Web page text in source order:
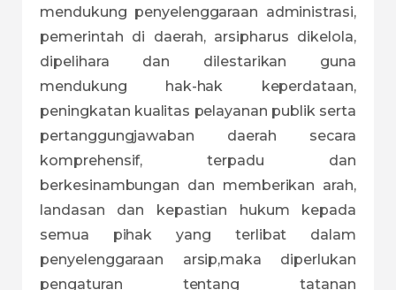
mendukung penyelenggaraan administrasi,
pemerintah di daerah, arsipharus dikelola,
dipelihara dan dilestarikan guna
mendukung hak-hak keperdataan,
peningkatan kualitas pelayanan publik serta
pertanggungjawaban daerah secara
komprehensif, terpadu dan
berkesinambungan dan memberikan arah,
landasan dan kepastian hukum kepada
semua pihak yang terlibat dalam
penyelenggaraan arsip,maka diperlukan
pengaturan tentang tatanan